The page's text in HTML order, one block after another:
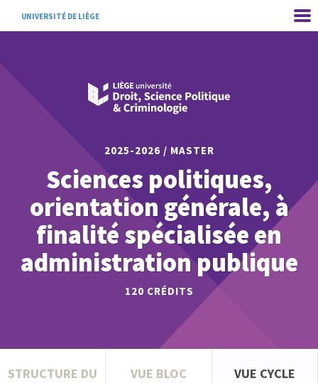
UNIVERSITÉ DE LIÈGE
2025-2026 / MASTER
Sciences politiques,
orientation générale, à
finalité spécialisée en
administration publique
120 CRÉDITS
STRUCTURE DU
VUE BLOC VUE CYCLE